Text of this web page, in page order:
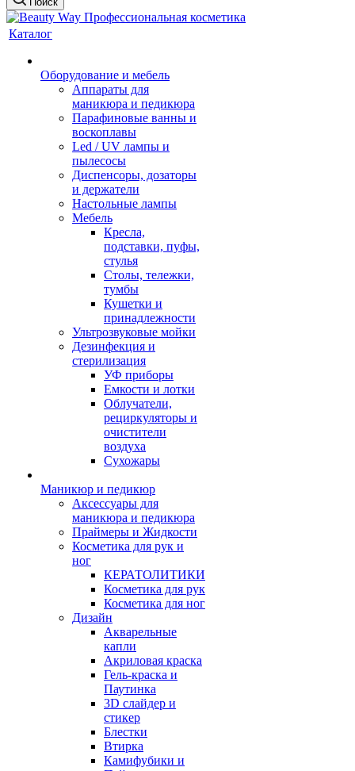
Каталог
Оборудование и мебель
Аппараты для
маникюра и педикюра
Парафиновые ванны и
воскоплавы
Led / UV лампы и
пылесосы
Диспенсоры, дозаторы
и держатели
Настольные лампы
Мебель
Кресла,
подставки, пуфы,
стулья
Столы, тележки,
тумбы
Кушетки и
принадлежности
Ультрозвуковые мойки
Дезинфекция и
стерилизация
УФ приборы
Емкости и лотки
Облучатели,
рециркуляторы и
очистители
воздуха
Сухожары
Маникюр и педикюр
Аксессуары для
маникюра и педикюра
Праймеры и Жидкости
Косметика для рук и
ног
КЕРАТОЛИТИКИ
Косметика для рук
Косметика для ног
Дизайн
Акварельные
капли
Акриловая краска
Гель-краска и
Паутинка
3D слайдер и
стикер
Блестки
Втирка
Камифубики и